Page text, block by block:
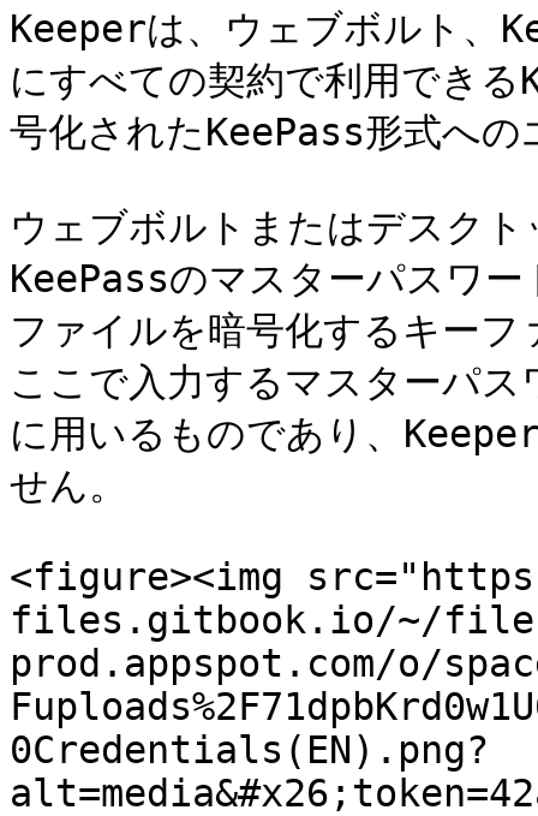
Keeperは、ウェブボルト、
にすべての契約で利用でき
号化されたKeePass形式へ
ウェブボルトまたはデスクト
KeePassのマスターパスワ
ファイルを暗号化するキー
ここで入力するマスターパ
に用いるものであり、
せん。
<figure><img
files.gitbook.io/~/
prod.appspot.com/o/
0Credentials(EN).png?